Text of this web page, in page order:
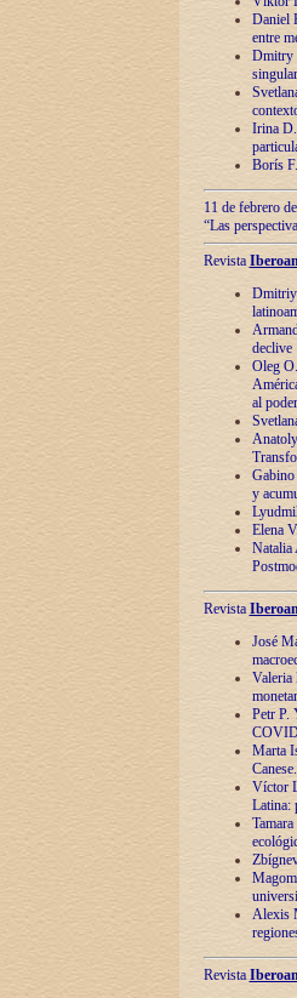
Daniel
entre
Dmitry
Irina
Borís
11 de febrero
“Las
Revista
Dmitriy
declive
Oleg
al poder
y
Elena
Natalia
Revista
José
Valeria
Petr P.
Marta
Víctor
Latina:
Alexis
Revista